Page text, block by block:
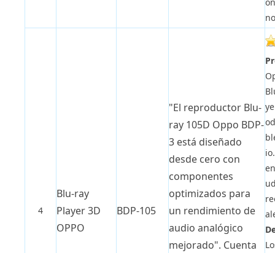
4
Blu-ray
Player 3D
OPPO
BDP-105
"El reproductor Blu-
ray 105D Oppo BDP-
3 está diseñado
desde cero con
componentes
optimizados para
un rendimiento de
audio analógico
mejorado". Cuenta